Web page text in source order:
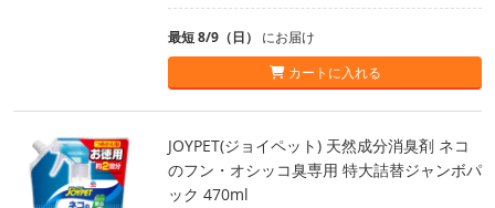
最短 8/9（日） にお届け
カートに入れる
JOYPET(ジョイペット) 天然成分消臭剤 ネコ
のフン・オシッコ臭専用 特大詰替ジャンボパ
ック 470ml